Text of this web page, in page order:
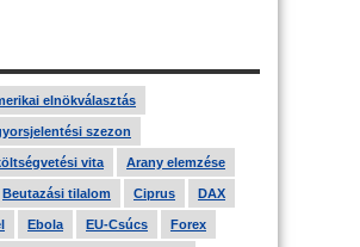
elnökválasztás
szezon
vita Arany elemzése
Beutazási tilalom Ciprus DAX
Ebola EU-Csúcs Forex